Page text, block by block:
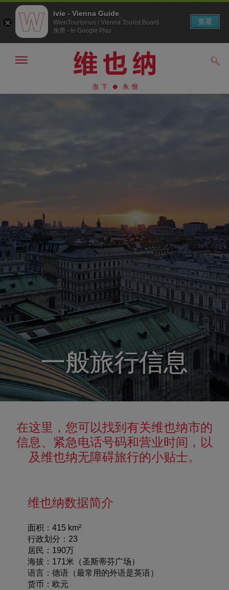
显
藏
一般旅行信息
一般旅行信息
一般旅行信息
在这里，您可以找到有关维也纳市的
信息、紧急电话号码和营业时间，以
及维也纳无障碍旅行的小贴士。
维也纳数据简介
面积： 415 km²
行政划分： 23
居民： 190万
海拔： 171米（圣斯蒂芬广场）
语言： 德语（最常用的外语是英语）
货币： 欧元
ivie - Vienna Guide
WienTourismus / Vienna Tourist Board
免费 - In Google Play
查看